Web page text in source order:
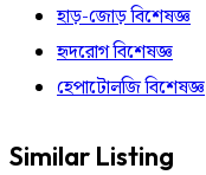
হাড়-জোড় বিশেষজ্ঞ
হৃদরোগ বিশেষজ্ঞ
হেপাটোলজি বিশেষজ্ঞ
Similar Listing